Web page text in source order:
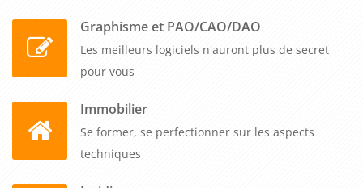
1 à 5 participants, tout inclus. Révolutionnez votre
planification stratégique RH avec l'IA pour anticiper les
évolutions du secteur créatif et optimiser la gestion des
Graphisme et PAO/CAO/DAO
Les meilleurs logiciels n'auront plus de secret
pour vous
Immobilier
Se former, se perfectionner sur les aspects
techniques